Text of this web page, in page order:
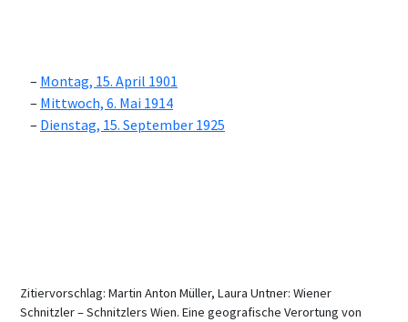
Montag, 15. April 1901
Mittwoch, 6. Mai 1914
Dienstag, 15. September 1925
Zitiervorschlag: Martin Anton Müller, Laura Untner: Wiener
Schnitzler – Schnitzlers Wien. Eine geografische Verortung von